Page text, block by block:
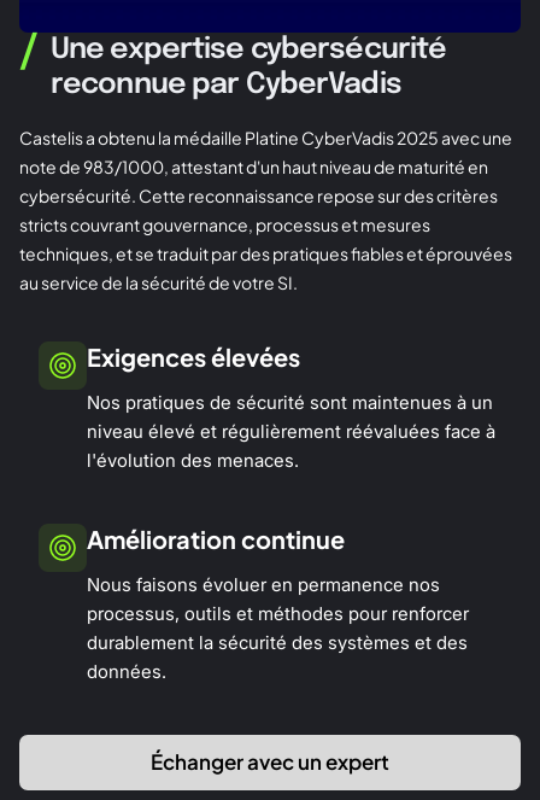
/ Une expertise cybersécurité
reconnue par CyberVadis
Castelis a obtenu la médaille Platine CyberVadis 2025 avec une
note de 983/1000, attestant d'un haut niveau de maturité en
cybersécurité. Cette reconnaissance repose sur des critères
stricts couvrant gouvernance, processus et mesures
techniques, et se traduit par des pratiques fiables et éprouvées
au service de la sécurité de votre SI.
Exigences élevées
Nos pratiques de sécurité sont maintenues à un
niveau élevé et régulièrement réévaluées face à
l'évolution des menaces.
Amélioration continue
Nous faisons évoluer en permanence nos
processus, outils et méthodes pour renforcer
durablement la sécurité des systèmes et des
données.
Échanger avec un expert